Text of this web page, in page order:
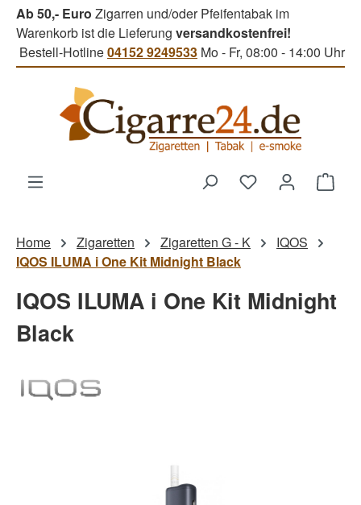
Zum Hauptinhalt springen
Ab 50,- Euro Zigarren und/oder Pfeifentabak im
Warenkorb ist die Lieferung versandkostenfrei!
Bestell-Hotline04152 9249533 Mo - Fr, 08:00 - 14:00 Uhr
Du hast 0
Home Zigaretten Zigaretten G - K
IQOS
IQOS ILUMA i One Kit Midnight Black
IQOS ILUMA i One Kit Midnight
Black